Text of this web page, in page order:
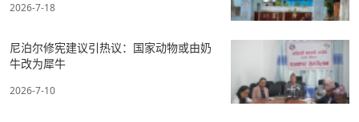
2026-7-18
尼泊尔修宪建议引热议：国家动物或由奶
牛改为犀牛
2026-7-10